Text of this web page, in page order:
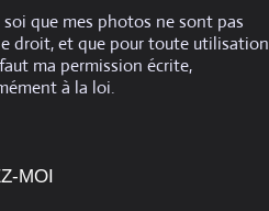
soi que mes photos ne sont pas
droit, et que pour toute utilisation
ma permission écrite,
à la loi.
MOI